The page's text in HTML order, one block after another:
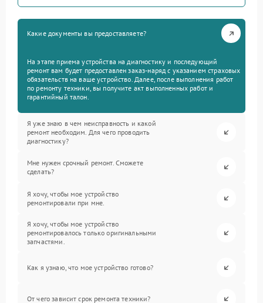
Какие документы вы предоставляете?
На этапе приема устройства на диагностику и последующий
ремонт вам будет предоставлен заказ-наряд с указанием страховых
обязательств на ваше устройство. Далее, после выполнения работ
по ремонту техники, вы получите акт выполненных работ и
гарантийный талон.
Я уже знаю в чем неисправность и какой
ремонт необходим. Для чего проводить
диагностику?
Мне нужен срочный ремонт. Сможете
сделать?
Я хочу, чтобы мое устройство
ремонтировали при мне.
Я хочу, чтобы мое устройство
ремонтировалось только оригинальными
запчастями.
Как я узнаю, что мое устройство готово?
От чего зависит срок ремонта техники?